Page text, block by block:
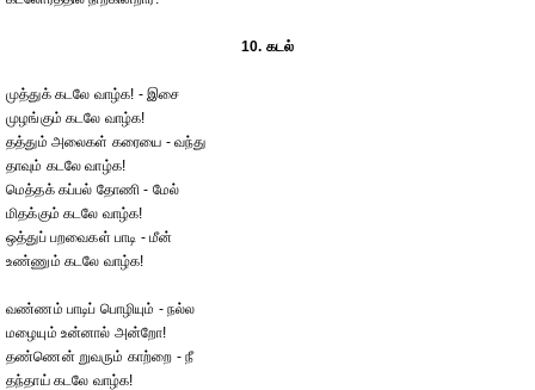
10. கடல்
முத்துக் கடலே வாழ்க! - இசை
முழங்கும் கடலே வாழ்க!
தத்தும் அலைகள் கரையை - வந்து
தாவும் கடலே வாழ்க!
மெத்தக் கப்பல் தோணி - மேல்
மிதக்கும் கடலே வாழ்க!
ஒத்துப் பறவைகள் பாடி - மீன்
உண்ணும் கடலே வாழ்க!
வண்ணம் பாடிப் பொழியும் - நல்ல
மழையும் உன்னால் அன்றோ!
தண்ணென் றுவரும் காற்றை - நீ
தந்தாய் கடலே வாழ்க!